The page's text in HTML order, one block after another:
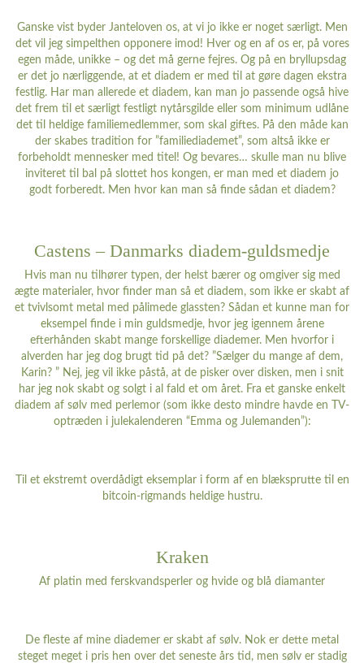
Ganske vist byder Janteloven os, at vi jo ikke er noget særligt. Men
det vil jeg simpelthen opponere imod! Hver og en af os er, på vores
egen måde, unikke – og det må gerne fejres. Og på en bryllupsdag
er det jo nærliggende, at et diadem er med til at gøre dagen ekstra
festlig. Har man allerede et diadem, kan man jo passende også hive
det frem til et særligt festligt nytårsgilde eller som minimum udlåne
det til heldige familiemedlemmer, som skal giftes. På den måde kan
der skabes tradition for ”familiediademet”, som altså ikke er
forbeholdt mennesker med titel! Og bevares… skulle man nu blive
inviteret til bal på slottet hos kongen, er man med et diadem jo
godt forberedt. Men hvor kan man så finde sådan et diadem?
Castens – Danmarks diadem-guldsmedje
Hvis man nu tilhører typen, der helst bærer og omgiver sig med
ægte materialer, hvor finder man så et diadem, som ikke er skabt af
et tvivlsomt metal med pålimede glassten? Sådan et kunne man for
eksempel finde i min guldsmedje, hvor jeg igennem årene
efterhånden skabt mange forskellige diademer. Men hvorfor i
alverden har jeg dog brugt tid på det? ”Sælger du mange af dem,
Karin? ” Nej, jeg vil ikke påstå, at de pisker over disken, men i snit
har jeg nok skabt og solgt i al fald et om året. Fra et ganske enkelt
diadem af sølv med perlemor (som ikke desto mindre havde en TV-
optræden i julekalenderen “Emma og Julemanden”):
Til et ekstremt overdådigt eksemplar i form af en blæksprutte til en
bitcoin-rigmands heldige hustru.
Kraken
Af platin med ferskvandsperler og hvide og blå diamanter
De fleste af mine diademer er skabt af sølv. Nok er dette metal
steget meget i pris hen over det seneste års tid, men sølv er stadig